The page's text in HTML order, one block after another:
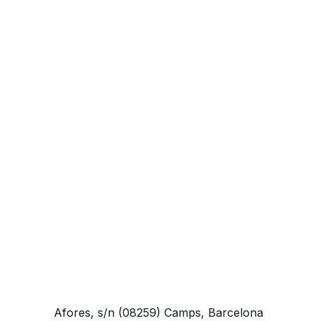
Afores, s/n (08259) Camps, Barcelona